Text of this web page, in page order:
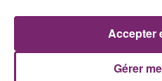
JEUX
Gérer
Accepter